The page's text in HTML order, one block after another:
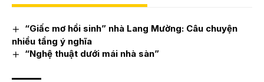
“Giấc mơ hồi sinh” nhà Lang Mường: Câu chuyện
nhiều tầng ý nghĩa
“Nghệ thuật dưới mái nhà sàn”